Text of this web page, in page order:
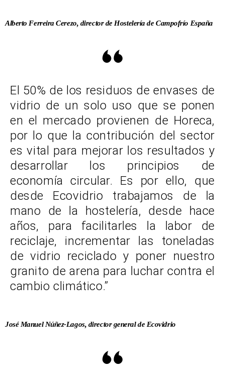
Alberto Ferreira Cerezo, director de Hostelería de Campofrío España
El 50% de los residuos de envases de
vidrio de un solo uso que se ponen
en el mercado provienen de Horeca,
por lo que la contribución del sector
es vital para mejorar los resultados y
desarrollar los principios de
economía circular. Es por ello, que
desde Ecovidrio trabajamos de la
mano de la hostelería, desde hace
años, para facilitarles la labor de
reciclaje, incrementar las toneladas
de vidrio reciclado y poner nuestro
granito de arena para luchar contra el
cambio climático.”
José Manuel Núñez-Lagos, director general de Ecovidrio